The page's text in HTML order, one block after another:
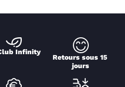
Infinity
Retours sous 15
jours